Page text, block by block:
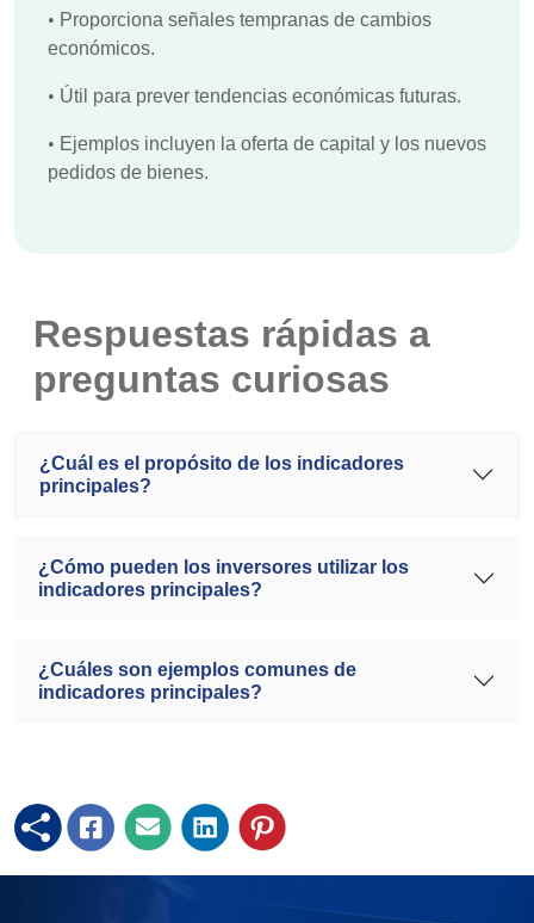
• Proporciona señales tempranas de cambios
económicos.
• Útil para prever tendencias económicas futuras.
• Ejemplos incluyen la oferta de capital y los nuevos
pedidos de bienes.
Respuestas rápidas a
preguntas curiosas
¿Cuál es el propósito de los indicadores
principales?
¿Cómo pueden los inversores utilizar los
indicadores principales?
¿Cuáles son ejemplos comunes de
indicadores principales?